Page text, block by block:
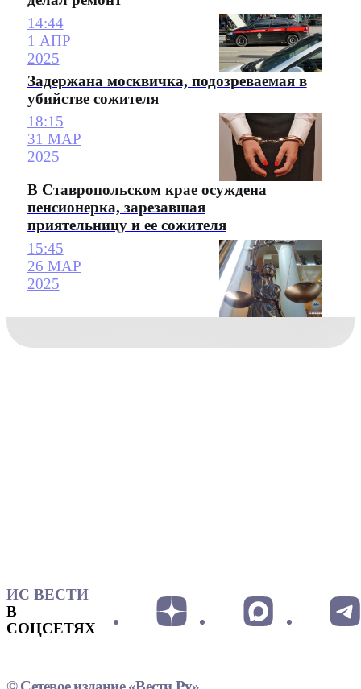
14:44
1 АПР
2025
Задержана москвичка, подозреваемая в
убийстве сожителя
18:15
31 МАР
2025
В Ставропольском крае осуждена
пенсионерка, зарезавшая
приятельницу и ее сожителя
15:45
26 МАР
2025
ИС ВЕСТИ
В
СОЦСЕТЯХ